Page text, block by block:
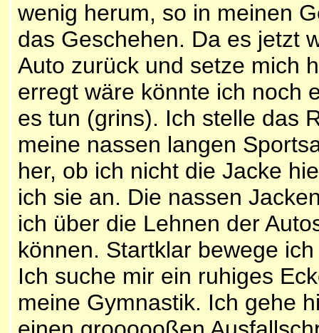
wenig herum, so in meinen
das Geschehen. Da es jetzt
Auto zurück und setze mich
erregt wäre könnte ich noch
es tun (grins). Ich stelle das
meine nassen langen
her, ob ich nicht die Jacke
ich sie an. Die nassen
ich über die Lehnen der
können. Startklar bewege
Ich suche mir ein ruhiges
meine Gymnastik. Ich gehe